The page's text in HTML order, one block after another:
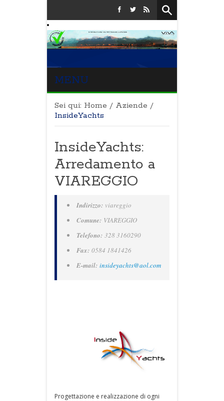
MENU
Sei qui: Home / Aziende /
InsideYachts
InsideYachts:
Arredamento a
VIAREGGIO
Indirizzo: viareggio
Comune: VIAREGGIO
Telefono: 328 3160290
Fax: 0584 1841426
E-mail: insideyachts@aol.com
Progettazione e realizzazione di ogni